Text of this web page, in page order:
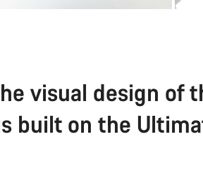
visual design of
built on the